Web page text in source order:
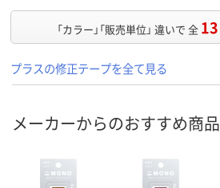
「カラー」「販売単位」 違いで 全 13
プラスの修正テープを全て見る
メーカーからのおすすめ商品